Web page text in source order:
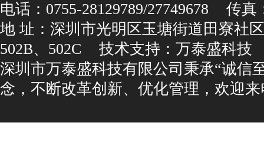
电话：0755-28129789/27749678
传真
地址：深圳市光明区玉塘街道田寮社
502B、502C
技术支持： 万泰盛科技
深圳市万泰盛科技有限公司秉承“诚信
念，不断改革创新、优化管理，欢迎